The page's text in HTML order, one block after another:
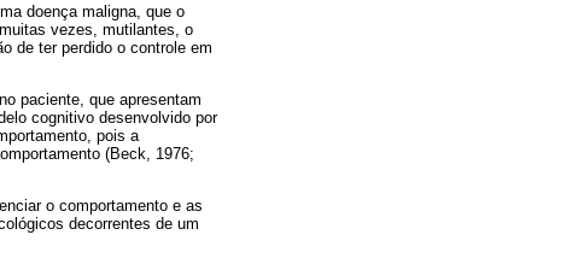
doença maligna, que o
vezes, mutilantes, o
de ter perdido o controle em
paciente, que apresentam
cognitivo desenvolvido por
pois a
(Beck, 1976;
o comportamento e as
decorrentes de um